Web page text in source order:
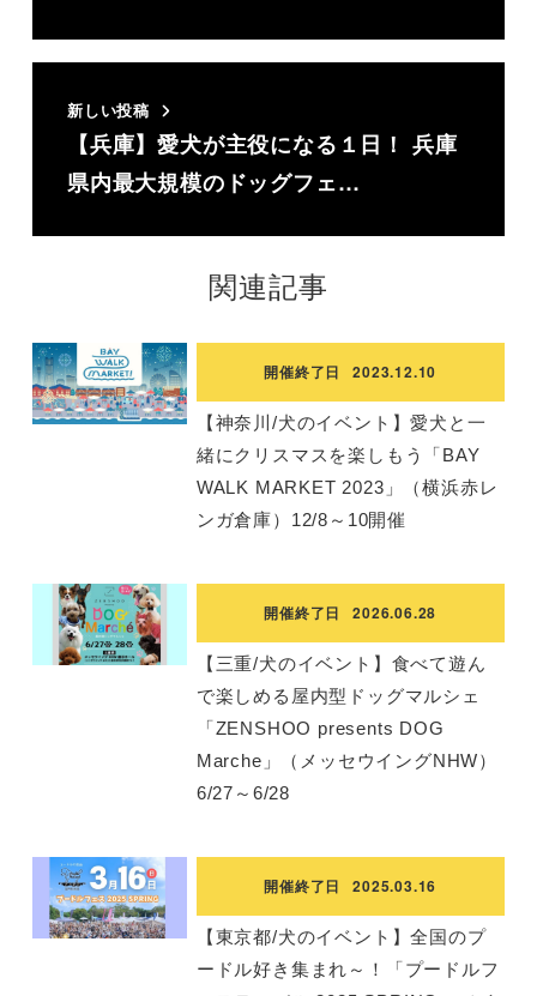
新しい投稿
【兵庫】愛犬が主役になる１日！ 兵庫
県内最大規模のドッグフェ…
関連記事
開催終了日 2023.12.10
【神奈川/犬のイベント】愛犬と一
緒にクリスマスを楽しもう「BAY
WALK MARKET 2023」（横浜赤レ
ンガ倉庫）12/8～10開催
開催終了日 2026.06.28
【三重/犬のイベント】食べて遊ん
で楽しめる屋内型ドッグマルシェ
「ZENSHOO presents DOG
Marche」（メッセウイングNHW）
6/27～6/28
開催終了日 2025.03.16
【東京都/犬のイベント】全国のプ
ードル好き集まれ～！「プードルフ